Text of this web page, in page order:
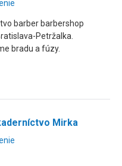
barber barbershop
Petržalka.
bradu a fúzy.
Mirka